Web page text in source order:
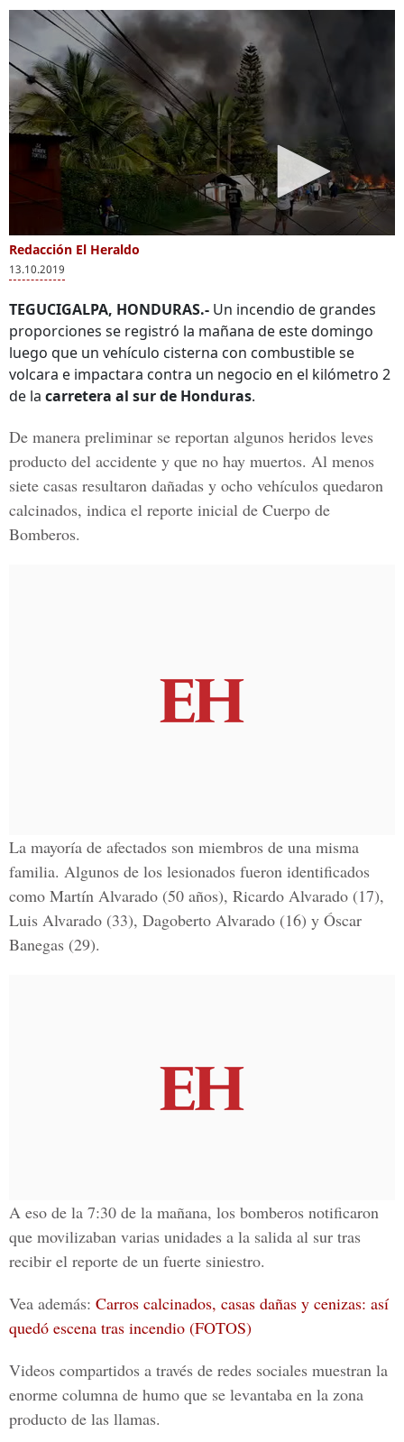
seconds
of
0
seconds
Redacción El Heraldo
13.10.2019
TEGUCIGALPA, HONDURAS.- Un incendio de grandes
proporciones se registró la mañana de este domingo
luego que un vehículo cisterna con combustible se
volcara e impactara contra un negocio en el kilómetro 2
de la carretera al sur de Honduras.
De manera preliminar se reportan algunos heridos leves
producto del accidente y que no hay muertos. Al menos
siete casas resultaron dañadas y ocho vehículos quedaron
calcinados, indica el reporte inicial de Cuerpo de
Bomberos.
La mayoría de afectados son miembros de una misma
familia. Algunos de los lesionados fueron identificados
como Martín Alvarado (50 años), Ricardo Alvarado (17),
Luis Alvarado (33), Dagoberto Alvarado (16) y Óscar
Banegas (29).
A eso de la 7:30 de la mañana, los bomberos notificaron
que movilizaban varias unidades a la salida al sur tras
recibir el reporte de un fuerte siniestro.
Vea además: Carros calcinados, casas dañas y cenizas: así
quedó escena tras incendio (FOTOS)
Videos compartidos a través de redes sociales muestran la
enorme columna de humo que se levantaba en la zona
producto de las llamas.